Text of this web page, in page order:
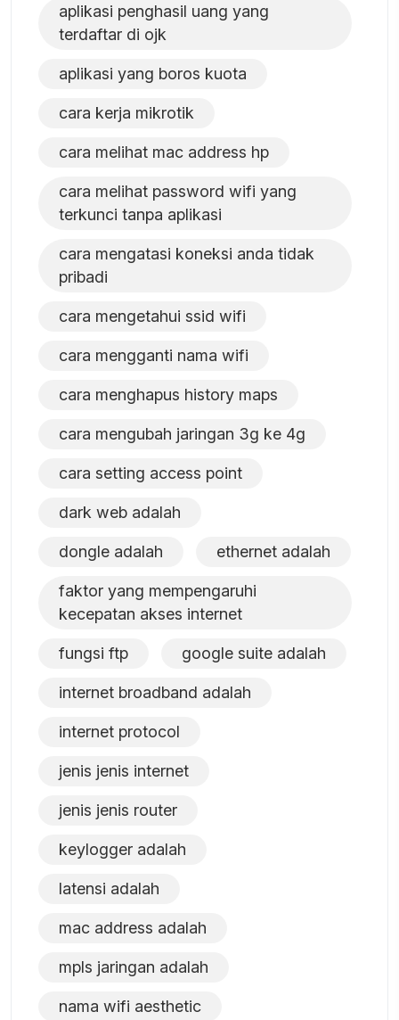
aplikasi penghasil uang yang
terdaftar di ojk
aplikasi yang boros kuota
cara kerja mikrotik
cara melihat mac address hp
cara melihat password wifi yang
terkunci tanpa aplikasi
cara mengatasi koneksi anda tidak
pribadi
cara mengetahui ssid wifi
cara mengganti nama wifi
cara menghapus history maps
cara mengubah jaringan 3g ke 4g
cara setting access point
dark web adalah
dongle adalah ethernet adalah
faktor yang mempengaruhi
kecepatan akses internet
fungsi ftp google suite adalah
internet broadband adalah
internet protocol
jenis jenis internet
jenis jenis router
keylogger adalah
latensi adalah
mac address adalah
mpls jaringan adalah
nama wifi aesthetic